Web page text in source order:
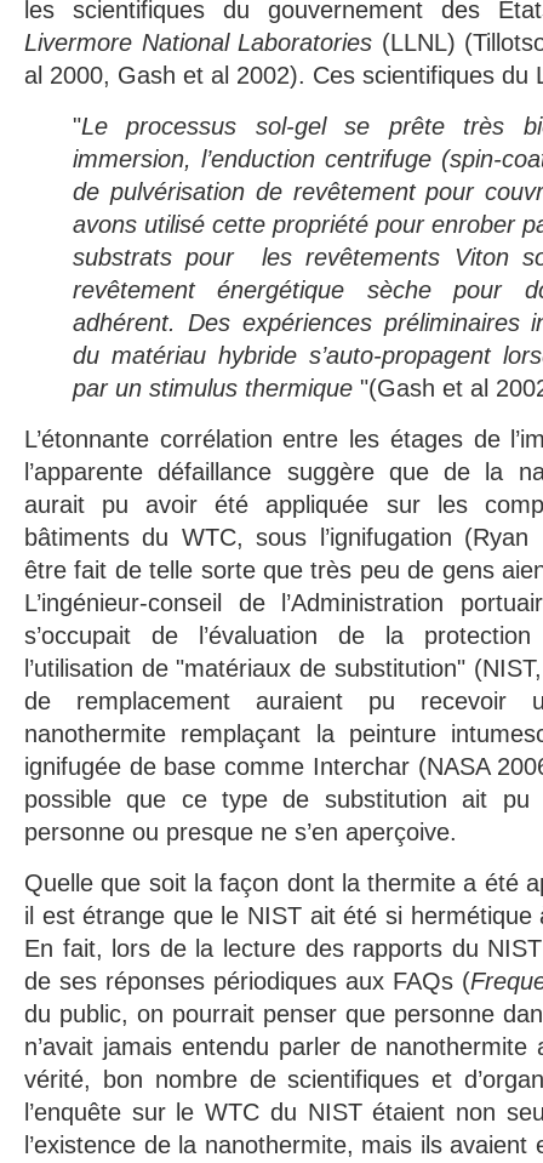
les scientifiques du gouvernement des
Livermore National Laboratories (LLNL)
al 2000, Gash et al 2002). Ces scientifiques du
"Le processus sol-gel se prête très
immersion, l’enduction centrifuge (spin-
de pulvérisation de revêtement pour
avons utilisé cette propriété pour enrober
substrats pour les revêtements Viton
revêtement énergétique sèche pour
adhérent. Des expériences préliminaires
du matériau hybride s’auto-propagent
par un stimulus thermique "(Gash et al
L’étonnante corrélation entre les étages de
l’apparente défaillance suggère que de la
aurait pu avoir été appliquée sur les
bâtiments du WTC, sous l’ignifugation
être fait de telle sorte que très peu de gens
L’ingénieur-conseil de l’Administration
s’occupait de l’évaluation de la
l’utilisation de "matériaux de substitution"
de remplacement auraient pu recevoir
nanothermite remplaçant la peinture
ignifugée de base comme Interchar (NASA
possible que ce type de substitution ait
personne ou presque ne s’en aperçoive.
Quelle que soit la façon dont la thermite a été
il est étrange que le NIST ait été si hermétique
En fait, lors de la lecture des rapports du
de ses réponses périodiques aux FAQs (
du public, on pourrait penser que personne
n’avait jamais entendu parler de
vérité, bon nombre de scientifiques et
l’enquête sur le WTC du NIST étaient non
l’existence de la nanothermite, mais ils